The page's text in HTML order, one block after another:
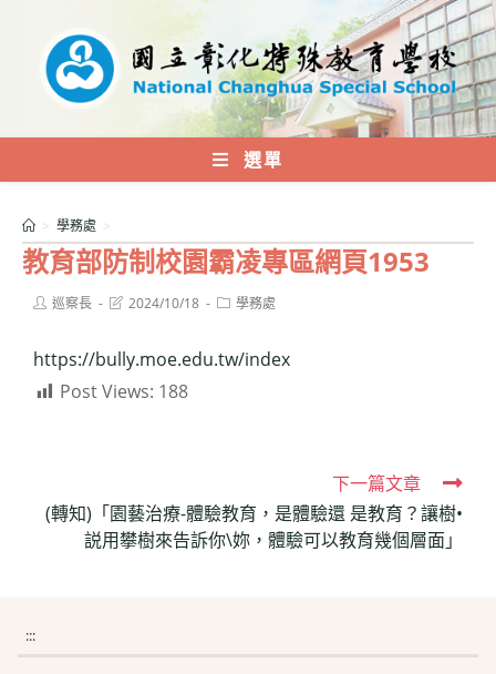
內
選單
教育部防制校園霸凌專區網頁1953
> 學務處 >
Post巡察長
Post2024/10/18
Post學務處
https://bully.moe.edu.tw/index
Post Views: 188
more
articles
下一篇文章
(轉知)「園藝治療-體驗教育，是體驗還 是教育？讓樹•
説用攀樹來告訴你\妳，體驗可以教育幾個層面」
:::